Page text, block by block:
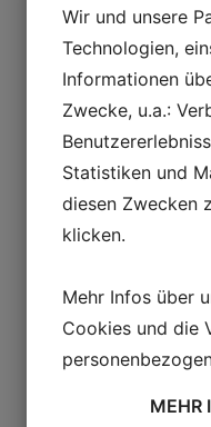
FAQ
Finden Sie
Stellplatz
Erreichbarkeit
Denmark’s
Laden Sie
Café Hvidesøhus
Tagesprogramm
Schulen
Back
Schulen
Die
Der
Camp-Schulen
Auf eigene
Wir und unsere
Technologien,
Informationen
Zwecke, u.a.:
Statistiken und
diesen Zwecken
klicken.
Mehr Infos über
Cookies und die
MEHR